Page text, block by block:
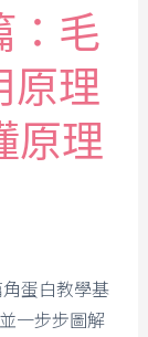
：毛
原理
原理
蛋白教學基
一步步圖解